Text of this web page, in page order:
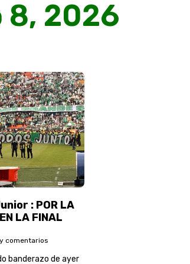
8, 2026
: POR LA
LA FINAL
comentarios
banderazo de ayer